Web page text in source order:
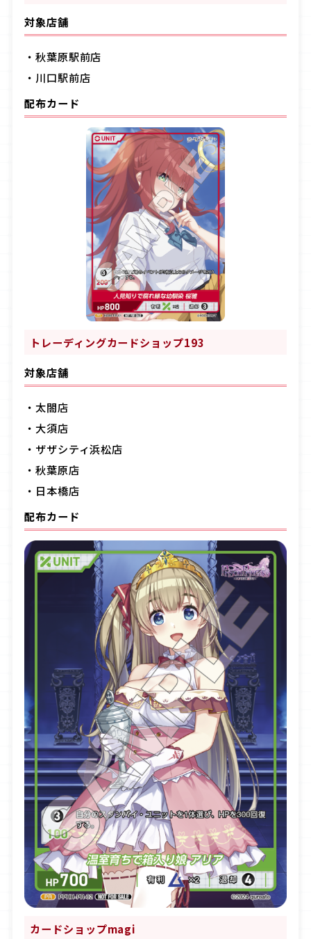
対象店舗
・ 秋葉原駅前店
・ 川口駅前店
配布カード
トレーディングカードショップ193
対象店舗
・ 太閤店
・ 大須店
・ザザシティ浜松店
・秋葉原店
・日本橋店
配布カード
カードショップmagi